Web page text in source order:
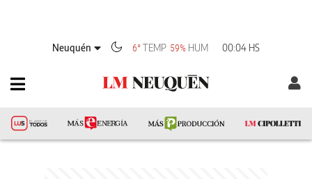
Neuquén 6°TEMP 59% HUM 00:04 HS